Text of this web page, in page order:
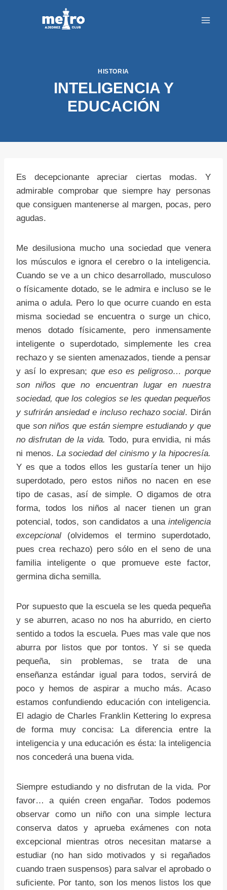
HISTORIA
INTELIGENCIA Y
EDUCACIÓN
Es decepcionante apreciar ciertas modas. Y
admirable comprobar que siempre hay personas
que consiguen mantenerse al margen, pocas, pero
agudas.
Me desilusiona mucho una sociedad que venera
los músculos e ignora el cerebro o la inteligencia.
Cuando se ve a un chico desarrollado, musculoso
o físicamente dotado, se le admira e incluso se le
anima o adula. Pero lo que ocurre cuando en esta
misma sociedad se encuentra o surge un chico,
menos dotado físicamente, pero inmensamente
inteligente o superdotado, simplemente les crea
rechazo y se sienten amenazados, tiende a pensar
y así lo expresan; que eso es peligroso… porque
son niños que no encuentran lugar en nuestra
sociedad, que los colegios se les quedan pequeños
y sufrirán ansiedad e incluso rechazo social. Dirán
que son niños que están siempre estudiando y que
no disfrutan de la vida. Todo, pura envidia, ni más
ni menos. La sociedad del cinismo y la hipocresía.
Y es que a todos ellos les gustaría tener un hijo
superdotado, pero estos niños no nacen en ese
tipo de casas, así de simple. O digamos de otra
forma, todos los niños al nacer tienen un gran
potencial, todos, son candidatos a una inteligencia
excepcional (olvidemos el termino superdotado,
pues crea rechazo) pero sólo en el seno de una
familia inteligente o que promueve este factor,
germina dicha semilla.
Por supuesto que la escuela se les queda pequeña
y se aburren, acaso no nos ha aburrido, en cierto
sentido a todos la escuela. Pues mas vale que nos
aburra por listos que por tontos. Y si se queda
pequeña, sin problemas, se trata de una
enseñanza estándar igual para todos, servirá de
poco y hemos de aspirar a mucho más. Acaso
estamos confundiendo educación con inteligencia.
El adagio de Charles Franklin Kettering lo expresa
de forma muy concisa: La diferencia entre la
inteligencia y una educación es ésta: la inteligencia
nos concederá una buena vida.
Siempre estudiando y no disfrutan de la vida. Por
favor… a quién creen engañar. Todos podemos
observar como un niño con una simple lectura
conserva datos y aprueba exámenes con nota
excepcional mientras otros necesitan matarse a
estudiar (no han sido motivados y si regañados
cuando traen suspensos) para salvar el aprobado o
suficiente. Por tanto, son los menos listos los que